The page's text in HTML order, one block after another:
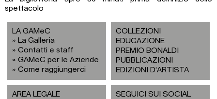
spettacolo
LA GAMeC
La Galleria
Contatti e staff
GAMeC per le Aziende
Come raggiungerci
COLLEZIONI
EDUCAZIONE
PREMIO BONALDI
PUBBLICAZIONI
EDIZIONI D’ARTISTA
AREA LEGALE
SEGUICI SUI SOCIAL